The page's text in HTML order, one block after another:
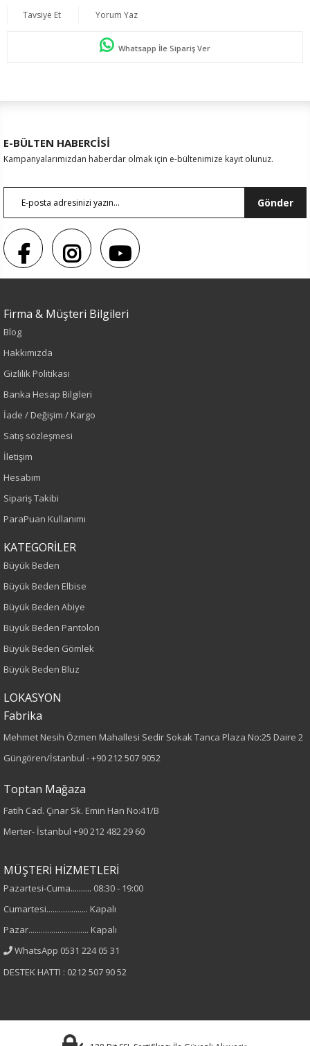
Sezon : YAZLIK
Renk
Pudra
Sezon
İlkbahar-Yaz
Yaş Grubu
Kalıp
Büyük Beden
Boy
75
Dokuma
Desenli
Kumaş
Cinsiyet
Kadın
Kısa Kol
Tavsiye Et Yorum Yaz
Whatsapp İle Sipariş Ver
E-BÜLTEN HABERCİSİ
Kampanyalarımızdan haberdar olmak için e-bültenimize kayıt olunuz.
Gönder
Firma & Müşteri Bilgileri
Blog
Hakkımızda
Gizlilik Politikası
Banka Hesap Bilgileri
İade / Değişim / Kargo
Satış sözleşmesi
İletişim
Hesabım
Sipariş Takibi
ParaPuan Kullanımı
KATEGORİLER
Büyük Beden
Büyük Beden Elbise
Büyük Beden Abiye
Büyük Beden Pantolon
Büyük Beden Gömlek
Büyük Beden Bluz
LOKASYON
Fabrika
Mehmet Nesih Özmen Mahallesi Sedir Sokak Tanca Plaza No:25 Daire 2
Güngören/İstanbul -+90 212 507 9052
Toptan Mağaza
Fatih Cad. Çınar Sk. Emin Han No:41/B
Merter- İstanbul +90 212 482 29 60
MÜŞTERİ HİZMETLERİ
Pazartesi-Cuma.......... 08:30 - 19:00
Cumartesi.................... Kapalı
Pazar............................. Kapalı
WhatsApp 0531 224 05 31
DESTEK HATTI : 0212 507 90 52